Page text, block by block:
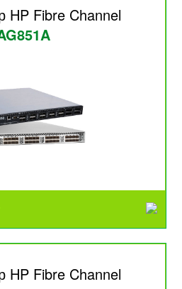
HP Fibre Channel
HP Fibre Channel